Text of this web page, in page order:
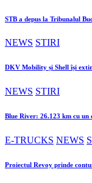
STB a depus la Tribunalul
NEWS STIRI
DKV Mobility și Shell își
NEWS STIRI
Blue River: 26.123 km cu
E-TRUCKS NEWS
Proiectul Revoy prinde